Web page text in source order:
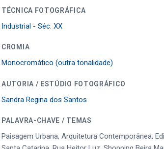
TÉCNICA FOTOGRÁFICA
Industrial - Séc. XX
CROMIA
Monocromático (outra tonalidade)
AUTORIA / ESTÚDIO FOTOGRÁFICO
Sandra Regina dos Santos
PALAVRA-CHAVE / TEMAS
Paisagem Urbana, Arquitetura Contemporânea,